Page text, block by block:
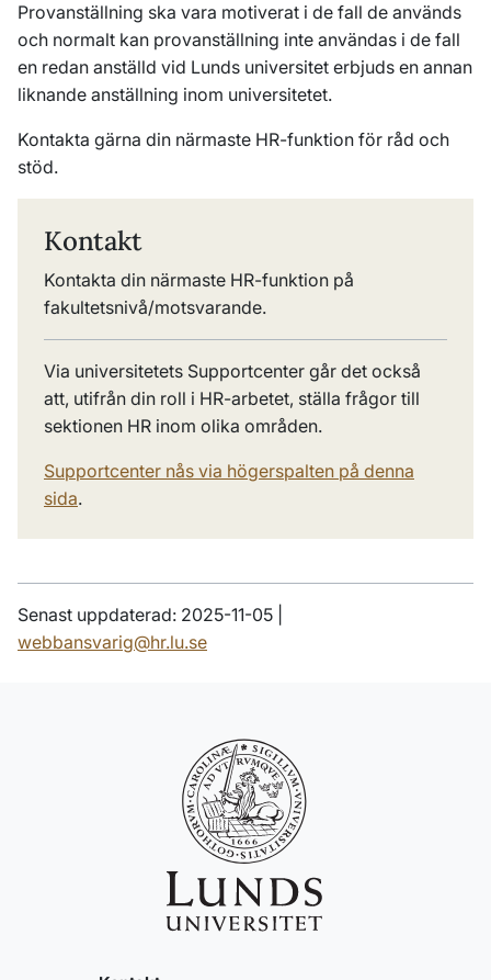
Provanställning ska vara motiverat i de fall de används
och normalt kan provanställning inte användas i de fall
en redan anställd vid Lunds universitet erbjuds en annan
liknande anställning inom universitetet.
Kontakta gärna din närmaste HR-funktion för råd och
stöd.
Kontakt
Kontakta din närmaste HR-funktion på
fakultetsnivå/motsvarande.
Via universitetets Supportcenter går det också
att, utifrån din roll i HR-arbetet, ställa frågor till
sektionen HR inom olika områden.
Supportcenter nås via högerspalten på denna
sida.
Senast uppdaterad: 2025-11-05 |
webbansvarig@hr.lu.se